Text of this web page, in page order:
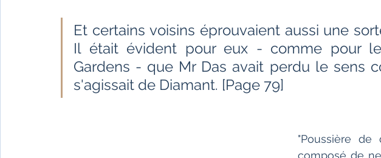
Fêtes indiennes
Littérature tamoule Littérature bengali Littérature malayalam
Et certains voisins éprouvaient aussi une
Il était évident pour eux - comme pour
Gardens - que Mr Das avait perdu le sens
s'agissait de Diamant. [Page 79]
"Poussière de
composé de